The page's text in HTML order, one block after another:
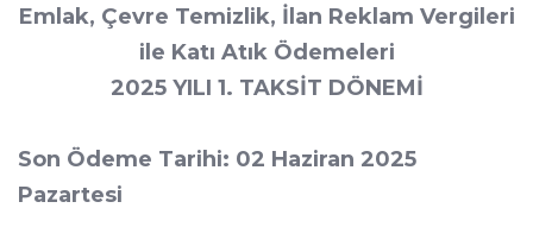
Emlak, Çevre Temizlik, İlan Reklam Vergileri
ile Katı Atık Ödemeleri
2025 YILI 1. TAKSİT DÖNEMİ
Son Ödeme Tarihi: 02 Haziran 2025
Pazartesi